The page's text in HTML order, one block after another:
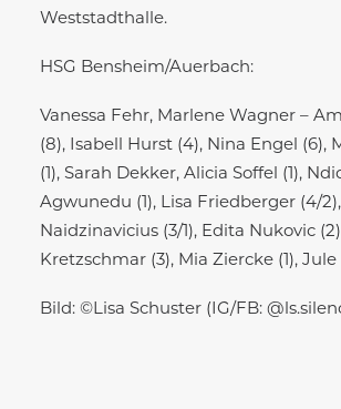
Weststadthalle.
HSG Bensheim/Auerbach:
Vanessa Fehr, Marlene Wagner –
(8), Isabell Hurst (4), Nina Engel (6),
(1), Sarah Dekker, Alicia Soffel (1),
Agwunedu (1), Lisa Friedberger (4/
Naidzinavicius (3/1), Edita Nukovic
Kretzschmar (3), Mia Ziercke (1), Jule
Bild: ©Lisa Schuster (IG/FB: